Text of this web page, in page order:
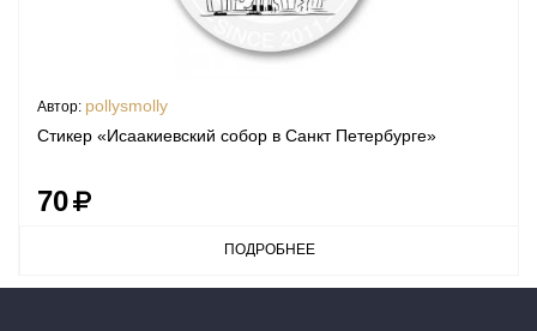
Автор: pollysmolly
Стикер «Исаакиевский собор в Санкт Петербурге»
70
ПОДРОБНЕЕ